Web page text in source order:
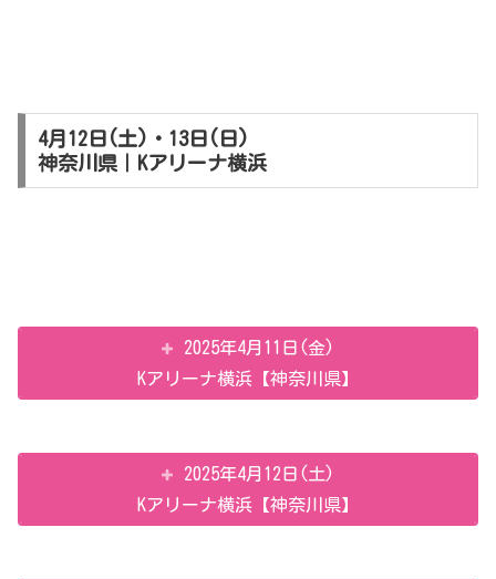
4月12日(土)・13日(日)
神奈川県｜Kアリーナ横浜
2025年4月11日(金)
Kアリーナ横浜【神奈川県】
2025年4月12日(土)
Kアリーナ横浜【神奈川県】